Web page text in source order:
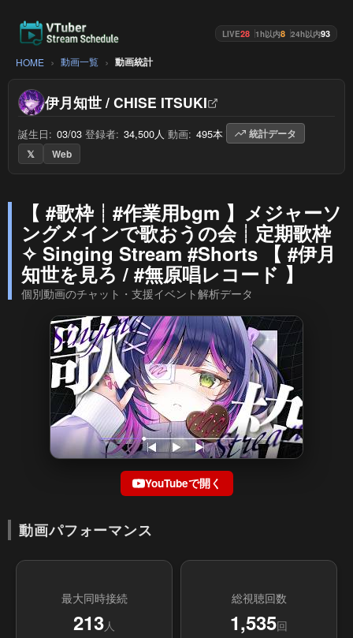
LIVE28 1h以内8 24h以内93
HOME 動画一覧 動画統計
伊月知世 / CHISE ITSUKI
誕生日: 03/03 登録者: 34,500人 動画: 495本
統計データ
𝕏
Web
【 #歌枠┊︎#作業用bgm 】メジャーソ
ングメインで歌おうの会┊︎定期歌枠
✧ Singing Stream #Shorts 【 #伊月
知世を見ろ / #無原唱レコード 】
個別動画のチャット・支援イベント解析データ
YouTubeで開く
動画パフォーマンス
最大同時接続
213人
総視聴回数
1,535回